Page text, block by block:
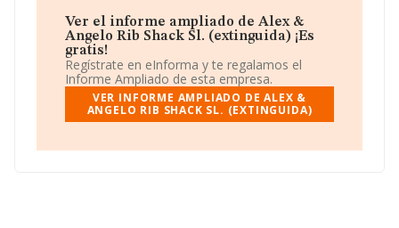
su actividad CNAE como '%cnae%', código 5611. La
empresa no tiene actividad en mercados exteriores.
Ha habido un incremento en cuanto al número de
empleados y teniendo en cuenta la información a
disposición de INFORMA, ha contado con un número de
empleados inferior a la media de sector.
(extinguida), CIF B93657435, está situada en Avenida
Ver el informe ampliado de Alex &
Angelo Rib Shack Sl. (extinguida) ¡Es
gratis!
Regístrate en eInforma y te regalamos el
Informe Ampliado de esta empresa.
VER INFORME AMPLIADO DE ALEX &
ANGELO RIB SHACK SL. (EXTINGUIDA)